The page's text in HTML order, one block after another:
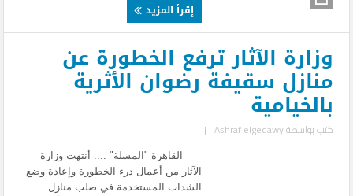
إقرأ المزيد
وزارة الآثار ترفع الخطورة عن
منازل سقيفة رضوان الأثرية
بالخيامية
كتب بواسطةAshraf elgedawy
|
القاهرة "المسلة" .... أنتهت وزارة
الآثار من أعمال درء الخطورة وإعادة وضع
الشدات المستخدمة في صلب منازل